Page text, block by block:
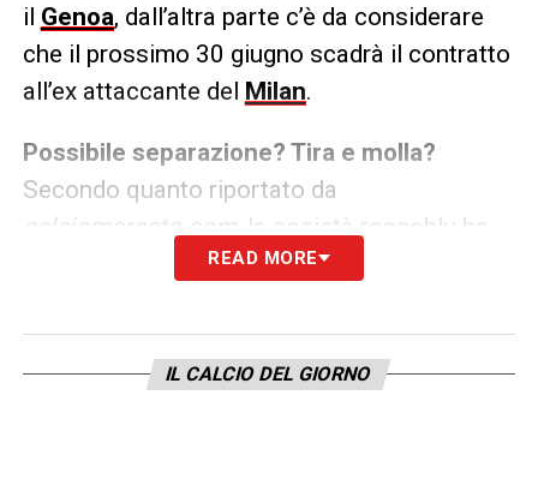
il Genoa, dall’altra parte c’è da considerare
che il prossimo 30 giugno scadrà il contratto
all’ex attaccante del Milan.
Possibile separazione? Tira e molla?
Secondo quanto riportato da
calciomercato.com
, la società rossoblu ha
delle tempistiche molto diverse in termini di
tutto tranne che utopia.
READ MORE
IL CALCIO DEL GIORNO